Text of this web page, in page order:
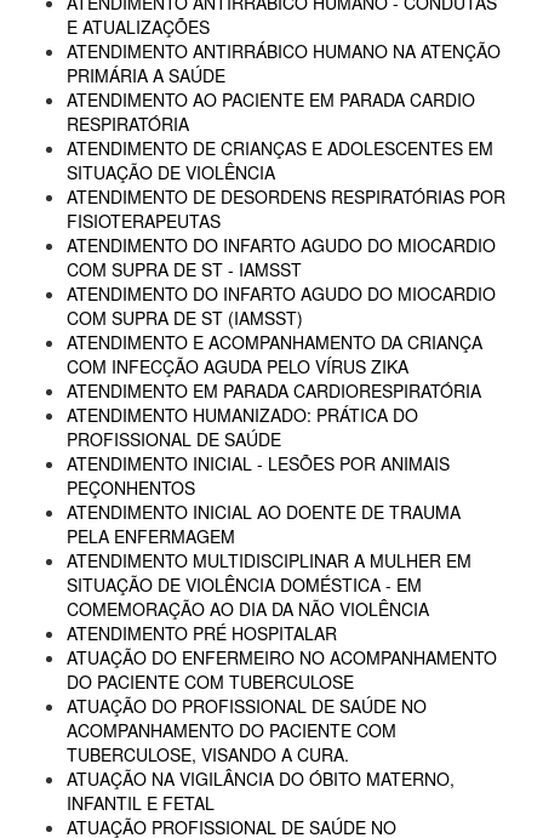
E ATUALIZAÇÕES
ATENDIMENTO ANTIRRÁBICO HUMANO NA ATENÇÃO
PRIMÁRIA A SAÚDE
ATENDIMENTO AO PACIENTE EM PARADA CARDIO
RESPIRATÓRIA
ATENDIMENTO DE CRIANÇAS E ADOLESCENTES EM
SITUAÇÃO DE VIOLÊNCIA
ATENDIMENTO DE DESORDENS RESPIRATÓRIAS POR
FISIOTERAPEUTAS
ATENDIMENTO DO INFARTO AGUDO DO MIOCARDIO
COM SUPRA DE ST - IAMSST
ATENDIMENTO DO INFARTO AGUDO DO MIOCARDIO
COM SUPRA DE ST (IAMSST)
ATENDIMENTO E ACOMPANHAMENTO DA CRIANÇA
COM INFECÇÃO AGUDA PELO VÍRUS ZIKA
ATENDIMENTO EM PARADA CARDIORESPIRATÓRIA
ATENDIMENTO HUMANIZADO: PRÁTICA DO
PROFISSIONAL DE SAÚDE
ATENDIMENTO INICIAL - LESÕES POR ANIMAIS
PEÇONHENTOS
ATENDIMENTO INICIAL AO DOENTE DE TRAUMA
PELA ENFERMAGEM
ATENDIMENTO MULTIDISCIPLINAR A MULHER EM
SITUAÇÃO DE VIOLÊNCIA DOMÉSTICA - EM
COMEMORAÇÃO AO DIA DA NÃO VIOLÊNCIA
ATENDIMENTO PRÉ HOSPITALAR
ATUAÇÃO DO ENFERMEIRO NO ACOMPANHAMENTO
DO PACIENTE COM TUBERCULOSE
ATUAÇÃO DO PROFISSIONAL DE SAÚDE NO
ACOMPANHAMENTO DO PACIENTE COM
TUBERCULOSE, VISANDO A CURA.
ATUAÇÃO NA VIGILÂNCIA DO ÓBITO MATERNO,
INFANTIL E FETAL
ATUAÇÃO PROFISSIONAL DE SAÚDE NO